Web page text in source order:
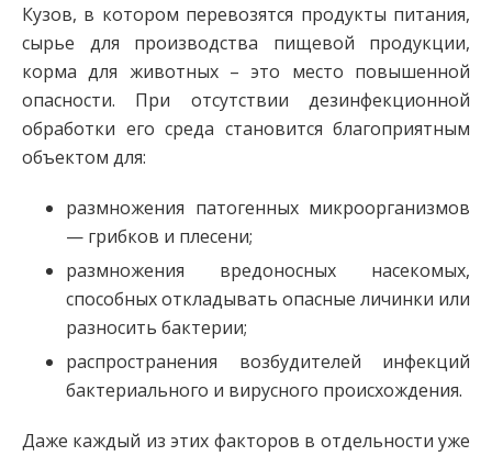
Кузов, в котором перевозятся продукты питания,
сырье для производства пищевой продукции,
корма для животных – это место повышенной
опасности. При отсутствии дезинфекционной
обработки его среда становится благоприятным
объектом для:
размножения патогенных микроорганизмов
— грибков и плесени;
размножения вредоносных насекомых,
способных откладывать опасные личинки или
разносить бактерии;
распространения возбудителей инфекций
бактериального и вирусного происхождения.
Даже каждый из этих факторов в отдельности уже